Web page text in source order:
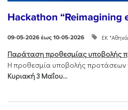
Hackathon “Reimagining
09-05-2026 έως 10-05-2026 ΕΚ
Παράταση προθεσμίας υποβολής
Η προθεσμία υποβολής προτάσεων
Κυριακή 3 Μαΐου...